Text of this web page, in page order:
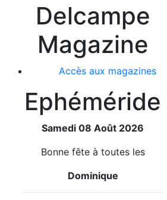
Delcampe
Magazine
Accès aux magazines
Ephéméride
Samedi 08 Août 2026
Bonne fête à toutes les
Dominique